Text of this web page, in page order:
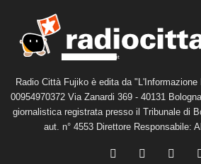
Radio Città Fujiko è edita da
00954970372 Via Zanardi 369 - 40131
giornalistica registrata presso il Tribunale di
aut. n° 4553 Direttore Responsabile: